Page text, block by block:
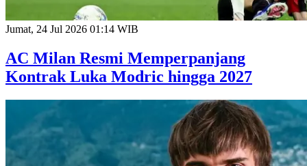
Jumat, 24 Jul 2026 01:14 WIB
AC Milan Resmi Memperpanjang
Kontrak Luka Modric hingga 2027